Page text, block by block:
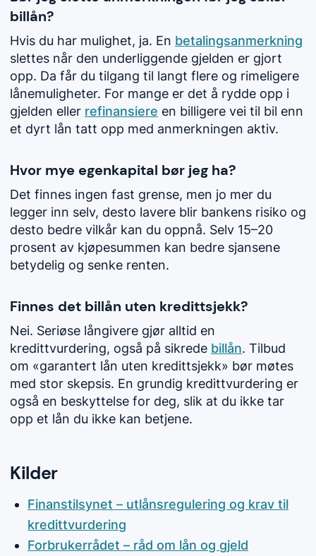
billån?
Hvis du har mulighet, ja. En betalingsanmerkning
slettes når den underliggende gjelden er gjort
opp. Da får du tilgang til langt flere og rimeligere
lånemuligheter. For mange er det å rydde opp i
gjelden eller refinansiere en billigere vei til bil enn
et dyrt lån tatt opp med anmerkningen aktiv.
Hvor mye egenkapital bør jeg ha?
Det finnes ingen fast grense, men jo mer du
legger inn selv, desto lavere blir bankens risiko og
desto bedre vilkår kan du oppnå. Selv 15–20
prosent av kjøpesummen kan bedre sjansene
betydelig og senke renten.
Finnes det billån uten kredittsjekk?
Nei. Seriøse långivere gjør alltid en
kredittvurdering, også på sikrede billån. Tilbud
om «garantert lån uten kredittsjekk» bør møtes
med stor skepsis. En grundig kredittvurdering er
også en beskyttelse for deg, slik at du ikke tar
opp et lån du ikke kan betjene.
Kilder
Finanstilsynet – utlånsregulering og krav til
kredittvurdering
Forbrukerrådet – råd om lån og gjeld